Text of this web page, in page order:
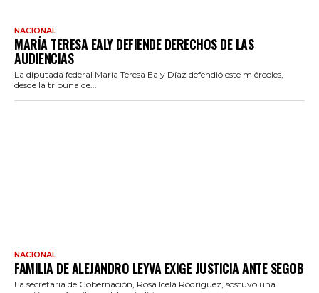
NACIONAL
MARÍA TERESA EALY DEFIENDE DERECHOS DE LAS
AUDIENCIAS
La diputada federal María Teresa Ealy Díaz defendió este miércoles,
desde la tribuna de...
NACIONAL
FAMILIA DE ALEJANDRO LEYVA EXIGE JUSTICIA ANTE SEGOB
La secretaria de Gobernación, Rosa Icela Rodríguez, sostuvo una